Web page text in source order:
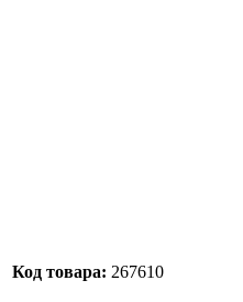
Код товара: 267610